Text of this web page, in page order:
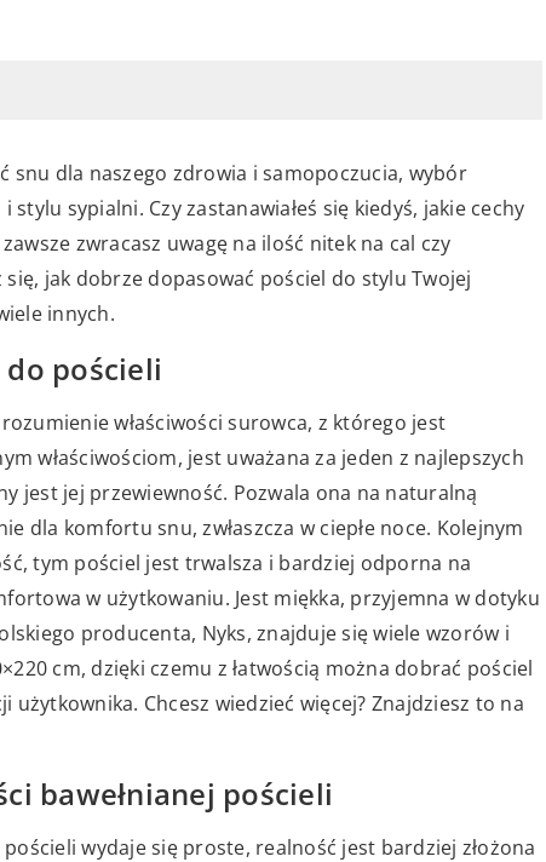
snu dla naszego zdrowia i samopoczucia, wybór
sypialni. Czy zastanawiałeś się kiedyś, jakie cechy
zwracasz uwagę na ilość nitek na cal czy
jak dobrze dopasować pościel do stylu Twojej
innych.
do pościeli
właściwości surowca, z którego jest
właściwościom, jest uważana za jeden z najlepszych
jest jej przewiewność. Pozwala ona na naturalną
dla komfortu snu, zwłaszcza w ciepłe noce. Kolejnym
tym pościel jest trwalsza i bardziej odporna na
w użytkowaniu. Jest miękka, przyjemna w dotyku
producenta, Nyks, znajduje się wiele wzorów i
cm, dzięki czemu z łatwością można dobrać pościel
użytkownika. Chcesz wiedzieć więcej? Znajdziesz to na
bawełnianej pościeli
wydaje się proste, realność jest bardziej złożona